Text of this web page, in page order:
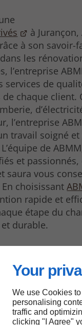
Your
We use Cookies
personalising
traffic and
clicking "I Agree"
à
à son savoir-
les
l’entreprise
de
chaque client.
l’entreprise
travail soigné
de
et passionnés,
saura vous
choisissant
rapide et
étape du
durable.